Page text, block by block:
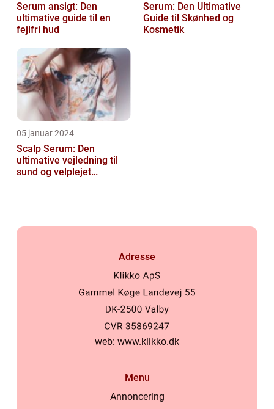
Serum ansigt: Den
ultimative guide til en
fejlfri hud
Serum: Den Ultimative
Guide til Skønhed og
Kosmetik
05 januar 2024
Scalp Serum: Den
ultimative vejledning til
sund og velplejet
Adresse
web: www.klikko.dk
Menu
Annoncering